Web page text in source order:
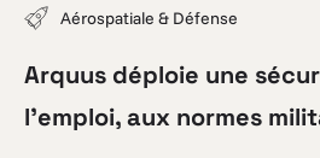
Aérospatiale & Défense
Arquus déploie une
l’emploi, aux normes